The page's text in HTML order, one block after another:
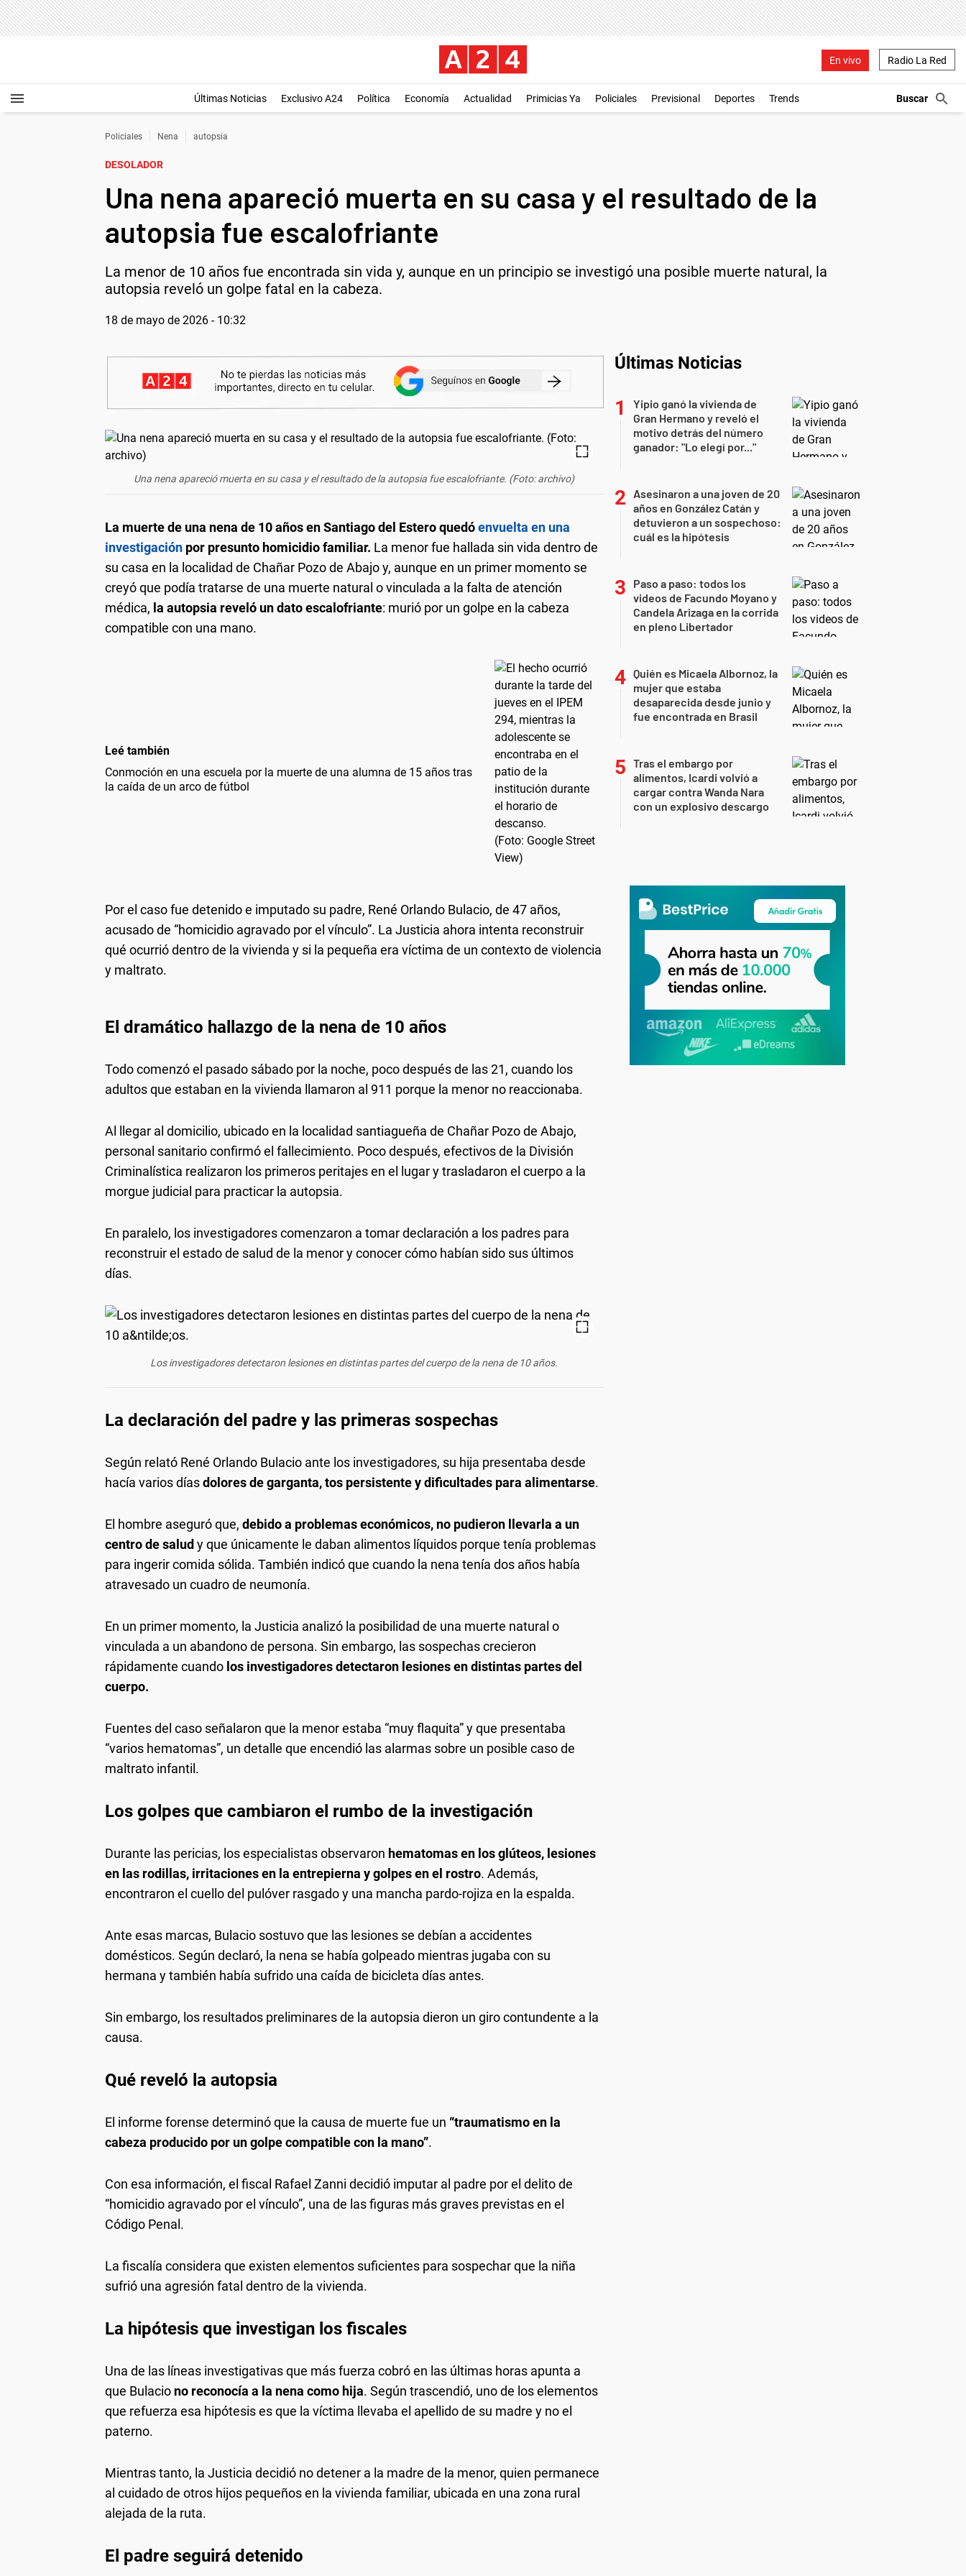
En vivo Radio La Red
Últimas Noticias Exclusivo A24 Política Economía Actualidad Primicias Ya Policiales Previsional Deportes Trends
Policiales Nena autopsia
DESOLADOR
Una nena apareció muerta en su casa y el resultado de la
autopsia fue escalofriante
La menor de 10 años fue encontrada sin vida y, aunque en un principio se investigó una posible muerte natural, la
autopsia reveló un golpe fatal en la cabeza.
18 de mayo de 2026 - 10:32
Una nena apareció muerta en su casa y el resultado de la autopsia fue escalofriante. (Foto: archivo)
La muerte de una nena de 10 años en Santiago del Estero quedóenvuelta en una
investigación por presunto homicidio familiar. La menor fue hallada sin vida dentro de
su casa en la localidad de Chañar Pozo de Abajo y, aunque en un primer momento se
creyó que podía tratarse de una muerte natural o vinculada a la falta de atención
médica, la autopsia reveló un dato escalofriante: murió por un golpe en la cabeza
compatible con una mano.
Leé también
Conmoción en una escuela por la muerte de una alumna de 15 años tras
la caída de un arco de fútbol
Por el caso fue detenido e imputado su padre, René Orlando Bulacio, de 47 años,
acusado de “homicidio agravado por el vínculo”. La Justicia ahora intenta reconstruir
qué ocurrió dentro de la vivienda y si la pequeña era víctima de un contexto de violencia
y maltrato.
El dramático hallazgo de la nena de 10 años
Todo comenzó el pasado sábado por la noche, poco después de las 21, cuando los
adultos que estaban en la vivienda llamaron al 911 porque la menor no reaccionaba.
Al llegar al domicilio, ubicado en la localidad santiagueña de Chañar Pozo de Abajo,
personal sanitario confirmó el fallecimiento. Poco después, efectivos de la División
Criminalística realizaron los primeros peritajes en el lugar y trasladaron el cuerpo a la
morgue judicial para practicar la autopsia.
En paralelo, los investigadores comenzaron a tomar declaración a los padres para
reconstruir el estado de salud de la menor y conocer cómo habían sido sus últimos
días.
Los investigadores detectaron lesiones en distintas partes del cuerpo de la nena de 10 años.
La declaración del padre y las primeras sospechas
Según relató René Orlando Bulacio ante los investigadores, su hija presentaba desde
hacía varios díasdolores de garganta, tos persistente y dificultades para alimentarse.
El hombre aseguró que, debido a problemas económicos, no pudieron llevarla a un
centro de salud y que únicamente le daban alimentos líquidos porque tenía problemas
para ingerir comida sólida. También indicó que cuando la nena tenía dos años había
atravesado un cuadro de neumonía.
En un primer momento, la Justicia analizó la posibilidad de una muerte natural o
vinculada a un abandono de persona. Sin embargo, las sospechas crecieron
rápidamente cuando los investigadores detectaron lesiones en distintas partes del
cuerpo.
Fuentes del caso señalaron que la menor estaba “muy flaquita” y que presentaba
“varios hematomas”, un detalle que encendió las alarmas sobre un posible caso de
maltrato infantil.
Los golpes que cambiaron el rumbo de la investigación
Durante las pericias, los especialistas observaron hematomas en los glúteos, lesiones
en las rodillas, irritaciones en la entrepierna y golpes en el rostro. Además,
encontraron el cuello del pulóver rasgado y una mancha pardo-rojiza en la espalda.
Ante esas marcas, Bulacio sostuvo que las lesiones se debían a accidentes
domésticos. Según declaró, la nena se había golpeado mientras jugaba con su
hermana y también había sufrido una caída de bicicleta días antes.
Sin embargo, los resultados preliminares de la autopsia dieron un giro contundente a la
causa.
Qué reveló la autopsia
El informe forense determinó que la causa de muerte fue un “traumatismo en la
cabeza producido por un golpe compatible con la mano”.
Con esa información, el fiscal Rafael Zanni decidió imputar al padre por el delito de
“homicidio agravado por el vínculo”, una de las figuras más graves previstas en el
Código Penal.
La fiscalía considera que existen elementos suficientes para sospechar que la niña
sufrió una agresión fatal dentro de la vivienda.
La hipótesis que investigan los fiscales
Una de las líneas investigativas que más fuerza cobró en las últimas horas apunta a
que Bulacio no reconocía a la nena como hija. Según trascendió, uno de los elementos
que refuerza esa hipótesis es que la víctima llevaba el apellido de su madre y no el
paterno.
Mientras tanto, la Justicia decidió no detener a la madre de la menor, quien permanece
al cuidado de otros hijos pequeños en la vivienda familiar, ubicada en una zona rural
alejada de la ruta.
El padre seguirá detenido
Últimas Noticias
Yipio ganó la vivienda de
Gran Hermano y reveló el
motivo detrás del número
ganador: "Lo elegí por..."
Asesinaron a una joven de 20
años en González Catán y
detuvieron a un sospechoso:
cuál es la hipótesis
Paso a paso: todos los
videos de Facundo Moyano y
Candela Arizaga en la corrida
en pleno Libertador
Quién es Micaela Albornoz, la
mujer que estaba
desaparecida desde junio y
fue encontrada en Brasil
Tras el embargo por
alimentos, Icardi volvió a
cargar contra Wanda Nara
con un explosivo descargo